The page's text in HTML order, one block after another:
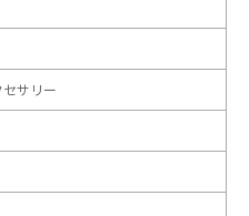
サリー